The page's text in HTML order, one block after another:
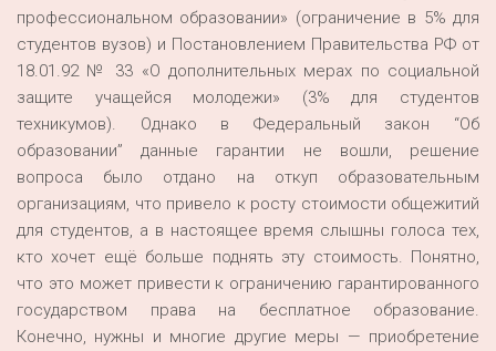
профессиональном образовании» (ограничение в 5% для
студентов вузов) и Постановлением Правительства РФ от
18.01.92 № 33 «О дополнительных мерах по социальной
защите учащейся молодежи» (3% для студентов
техникумов). Однако в Федеральный закон “Об
образовании” данные гарантии не вошли, решение
вопроса было отдано на откуп образовательным
организациям, что привело к росту стоимости общежитий
для студентов, а в настоящее время слышны голоса тех,
кто хочет ещё больше поднять эту стоимость. Понятно,
что это может привести к ограничению гарантированного
государством права на бесплатное образование.
Конечно, нужны и многие другие меры — приобретение